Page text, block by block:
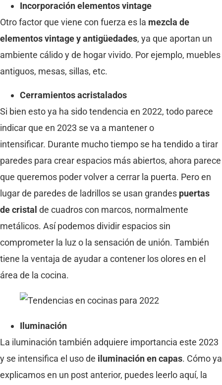
Incorporación elementos vintage
Otro factor que viene con fuerza es la mezcla de
elementos vintage y antigüedades, ya que aportan un
ambiente cálido y de hogar vivido. Por ejemplo, muebles
antiguos, mesas, sillas, etc.
Cerramientos acristalados
Si bien esto ya ha sido tendencia en 2022, todo parece
indicar que en 2023 se va a mantener o
intensificar. Durante mucho tiempo se ha tendido a tirar
paredes para crear espacios más abiertos, ahora parece
que queremos poder volver a cerrar la puerta. Pero en
lugar de paredes de ladrillos se usan grandes puertas
de cristal de cuadros con marcos, normalmente
metálicos. Así podemos dividir espacios sin
comprometer la luz o la sensación de unión. También
tiene la ventaja de ayudar a contener los olores en el
área de la cocina.
Iluminación
La iluminación también adquiere importancia este 2023
y se intensifica el uso de iluminación en capas. Cómo ya
explicamos en un post anterior, puedes leerlo aquí, la